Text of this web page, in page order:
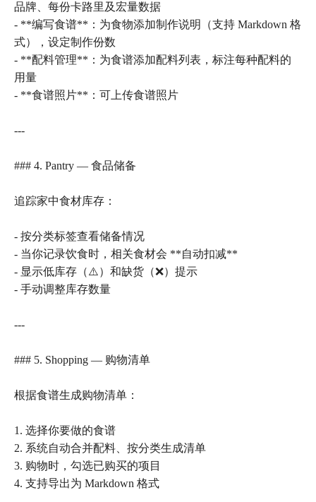
品牌、每份卡路里及宏量数据
- **编写食谱**：为食物添加制作说明（支持 Markdown 格
式），设定制作份数
- **配料管理**：为食谱添加配料列表，标注每种配料的
用量
- **食谱照片**：可上传食谱照片
---
### 4. Pantry — 食品储备
追踪家中食材库存：
- 按分类标签查看储备情况
- 当你记录饮食时，相关食材会 **自动扣减**
- 显示低库存（⚠️）和缺货（❌）提示
- 手动调整库存数量
---
### 5. Shopping — 购物清单
根据食谱生成购物清单：
1. 选择你要做的食谱
2. 系统自动合并配料、按分类生成清单
3. 购物时，勾选已购买的项目
4. 支持导出为 Markdown 格式